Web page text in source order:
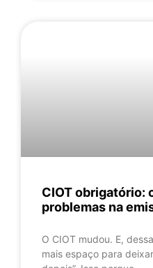
CIOT obrigatório:
problemas na
O CIOT mudou. E,
mais espaço para